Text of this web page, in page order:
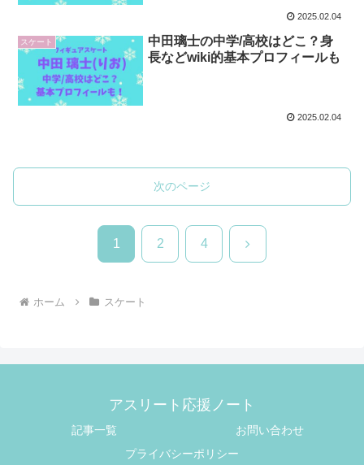
2025.02.04
スケート
中田璃士の中学/高校はどこ？身
長などwiki的基本プロフィールも
2025.02.04
次のページ
1 2 4 次
ホーム スケート
アスリート応援ノート
記事一覧
お問い合わせ
プライバシーポリシー